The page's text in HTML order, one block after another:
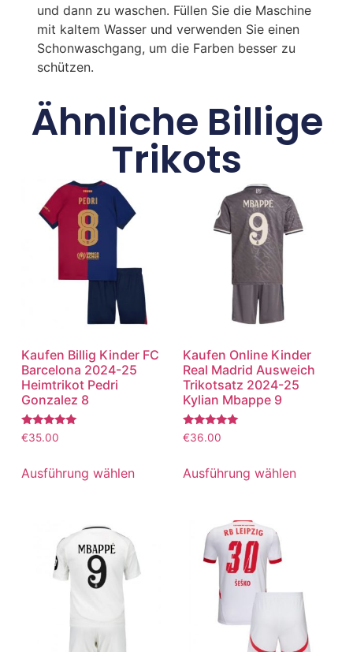
und dann zu waschen. Füllen Sie die Maschine
mit kaltem Wasser und verwenden Sie einen
Schonwaschgang, um die Farben besser zu
schützen.
Ähnliche Billige
Trikots
Kaufen Billig Kinder FC
Barcelona 2024-25
Heimtrikot Pedri
Gonzalez 8
Bewertet
mit
von 5
€35.00
Ausführung wählen
Kaufen Online Kinder
Real Madrid Ausweich
Trikotsatz 2024-25
Kylian Mbappe 9
Bewertet
mit
von 5
€36.00
Ausführung wählen